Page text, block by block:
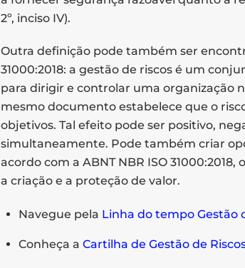
2º, inciso IV).
Outra definição pode também ser
31000:2018: a gestão de riscos é um
para dirigir e controlar uma organização
mesmo documento estabelece que o
objetivos. Tal efeito pode ser positivo,
simultaneamente. Pode também criar
acordo com a ABNT NBR ISO
a criação e a proteção de valor.
Navegue pela Linha do tempo Gestão
Conheça aCartilha de Gestão de